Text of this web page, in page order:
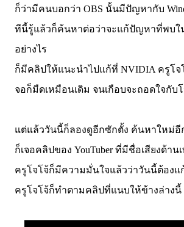
ก็ว่ามีคนบอกว่า OBS นั้นมีปัญหากับ
ทีนี้รู้แล้วก็ค้นหาต่อว่าจะแก้ปัญหาที่พบใน
อย่างไร
ก็มีคลิปให้แนะนำไปแก้ที่ NVIDIA ครูโจ
จอก็มืดเหมือนเดิม จนเกือบจะถอดใจกับ
แต่แล้ววันนี้ก็ลองดูอีกซักตั้ง ค้นหาใหม่อี
ก็เจอคลิปของ YouTuber ที่มีชื่อเสียงด้าน
ครูโจโจ้ก็มีความมั่นใจแล้วว่าวันนี้ต้อง
ครูโจโจ้ก็ทำตามคลิปที่แนบให้ข้างล่างนี้